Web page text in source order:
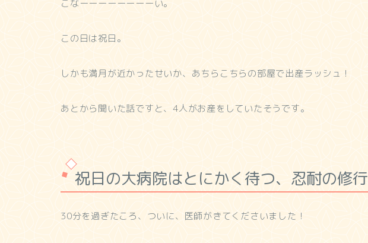
こなーーーーーーーーい。
この日は祝日。
しかも満月が近かったせいか、あちらこちらの部屋で出産ラッシュ！
あとから聞いた話ですと、4人がお産をしていたそうです。
祝日の大病院はとにかく待つ、忍耐の修行
30分を過ぎたころ、ついに、医師がきてくださいました！